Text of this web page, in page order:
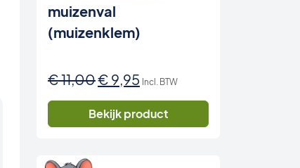
muizenval
(muizenklem)
€11,00Oorspronkelijke
was:
€ 11,00.
€ 9,95 Huidige
is:
€ 9,95.
Incl. BTW
Bekijk product